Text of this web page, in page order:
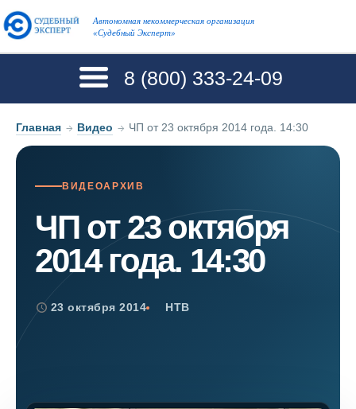
Автономная некоммерческая организация
«Судебный Эксперт»
8 (800) 333-24-09
Главная → Видео → ЧП от 23 октября 2014 года. 14:30
ВИДЕОАРХИВ
ЧП от 23 октября
2014 года. 14:30
23 октября 2014 НТВ